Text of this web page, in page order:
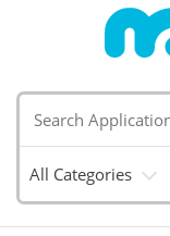
All Categories